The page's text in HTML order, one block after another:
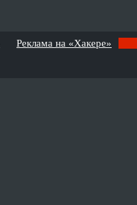
Реклама на «Хакере»